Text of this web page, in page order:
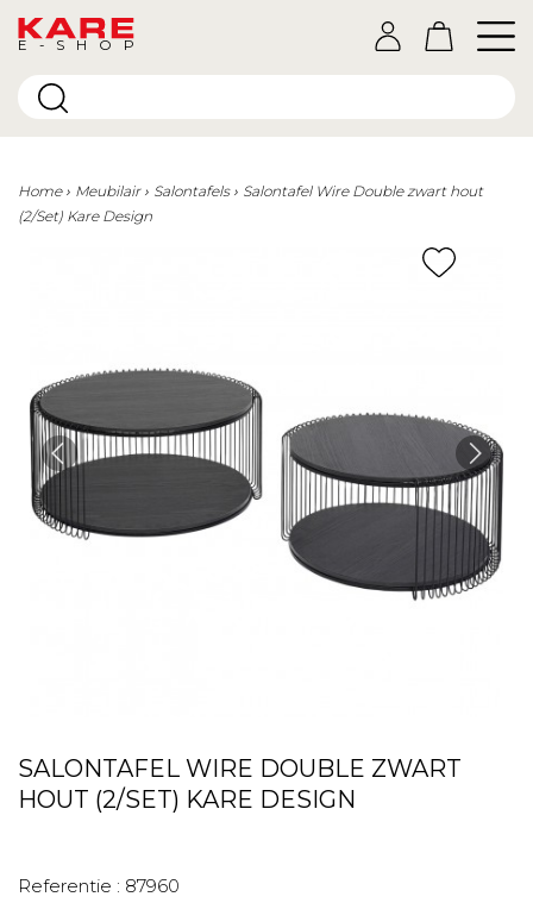
E-SHOP
Home Meubilair Salontafels
Salontafel Wire Double zwart hout
(2/Set) Kare Design
SALONTAFEL WIRE DOUBLE ZWART
HOUT (2/SET) KARE DESIGN
Referentie : 87960